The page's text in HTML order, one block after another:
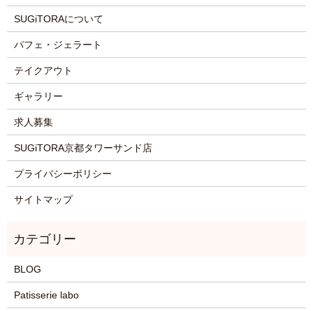
SUGiTORAについて
パフェ・ジェラート
テイクアウト
ギャラリー
求人募集
SUGiTORA京都タワーサンド店
プライバシーポリシー
サイトマップ
BLOG
Patisserie labo